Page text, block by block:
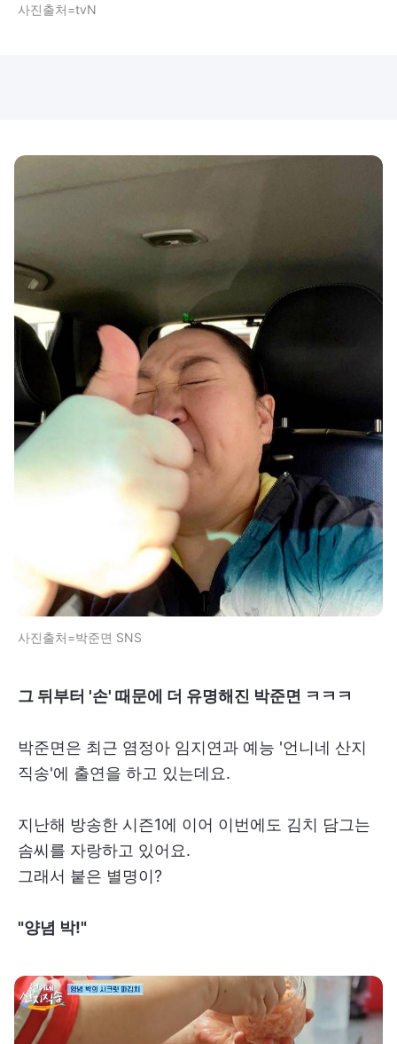
사진출처=tvN
사진출처=박준면 SNS
그 뒤부터 '손' 때문에 더 유명해진 박준면 ㅋㅋㅋ
박준면은 최근 염정아 임지연과 예능 '언니네 산지
직송'에 출연을 하고 있는데요.
지난해 방송한 시즌1에 이어 이번에도 김치 담그는
솜씨를 자랑하고 있어요.
그래서 붙은 별명이?
"양념 박!"